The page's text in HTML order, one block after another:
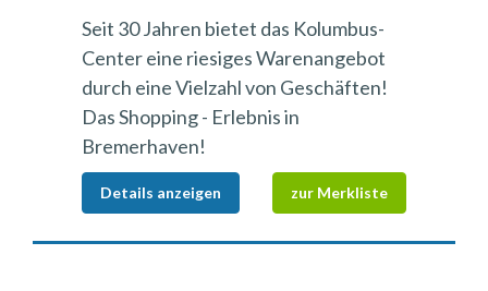
Seit 30 Jahren bietet das Kolumbus-
Center eine riesiges Warenangebot
durch eine Vielzahl von Geschäften!
Das Shopping - Erlebnis in
Bremerhaven!
Details anzeigen zur Merkliste